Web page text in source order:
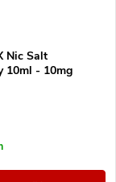
Nic Salt
10ml - 10mg